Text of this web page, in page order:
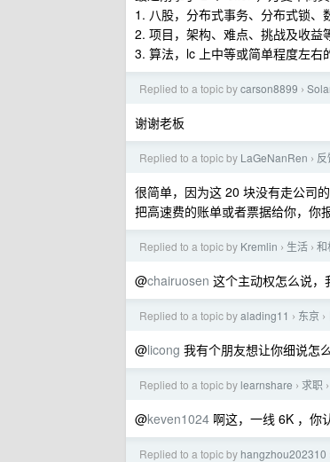
1. 八股，分布式事务、分布式锁
2. 项目，架构、难点、挑战及收益
3. 算法，lc 上中等或简单程度左右
Replied to a topic bycarson8899 ›
谢谢老板
Replied to a topic by LaGeNanRen ›
很简单，因为这 20 块没有走公司
把高速费的账单或者票据给你，你
Replied to a topic by Kremlin › 生活 › 和
@chairuosen 这个主动权怎么说，
Replied to a topic byalading11 › 东京 ›
@licong 我有个朋友想让你细说怎
Replied to a topic by learnshare › 求职 ›
@keven1024 啊这，一线 6K ，你
Replied to a topic by hangzhou202310